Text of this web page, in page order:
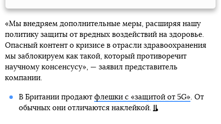
«Мы внедряем дополнительные меры, расширяя нашу
политику защиты от вредных воздействий на здоровье.
Опасный контент о кризисе в отрасли здравоохранения
мы заблокируем как такой, который противоречит
научному консенсусу», — заявил представитель
компании.
В Британии продают флешки с «защитой от 5G». От
обычных они отличаются наклейкой.